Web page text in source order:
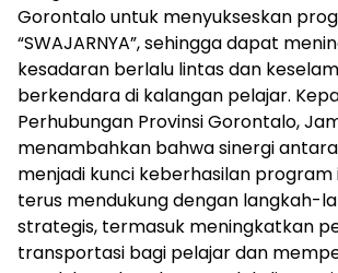
Gorontalo untuk menyukseskan
“SWAJARNYA”, sehingga dapat
kesadaran berlalu lintas dan
berkendara di kalangan pelajar.
Perhubungan Provinsi Gorontalo,
menambahkan bahwa sinergi
menjadi kunci keberhasilan program
terus mendukung dengan langkah-
strategis, termasuk meningkatkan
transportasi bagi pelajar dan